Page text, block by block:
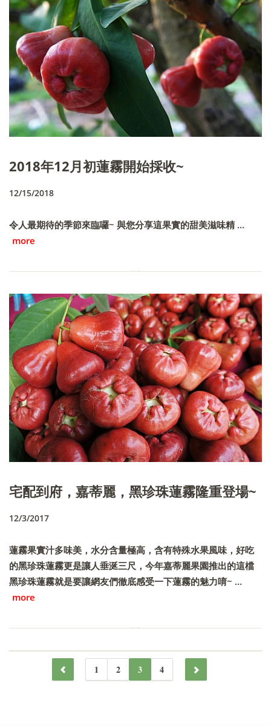
2018年12月初蓮霧開始採收~
12/15/2018
令人最期待的季節來臨囉~ 與您分享這果實的甜美滋味精 …
more
宅配到府，嘉蒂麗，黑珍珠蓮霧隆重登場~
12/3/2017
蓮霧果實汁多味美，水分含量極高，含有特殊水果風味，好吃
的黑珍珠蓮霧更是讓人垂涎三尺，今年嘉蒂麗果園推出的這檔
黑珍珠蓮霧就是要讓網友們徹底感受一下蓮霧的魅力唷~ …
more
1 2 3 4